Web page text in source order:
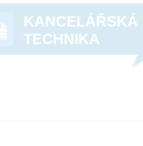
KANCELÁŘSKÁ
TECHNIKA